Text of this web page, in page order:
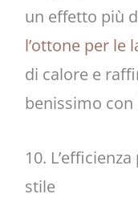
un effetto più
l’ottone per le
di calore e
benissimo con
10.
stile